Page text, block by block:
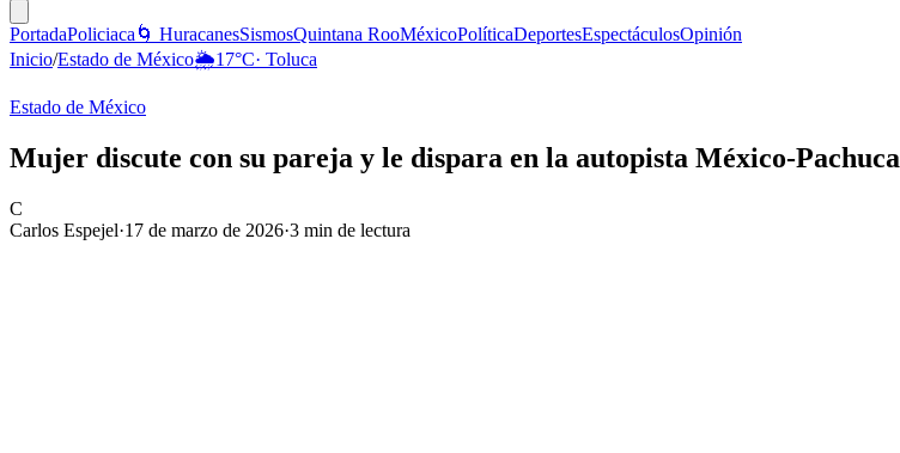
PortadaPoliciaca 🌀 HuracanesSismosQuintana RooMéxicoPolíticaDeportesEspectáculosOpinión
Inicio/Estado de México🌦️17°C· Toluca
Estado de México
Mujer discute con su pareja y le dispara en la autopista México-Pachuca
C
Carlos Espejel·17 de marzo de 2026·3 min de lectura